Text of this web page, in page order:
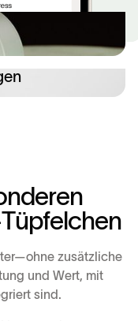
nderen
Tüpfelchen
zusätzliche
und Wert, mit
sind.